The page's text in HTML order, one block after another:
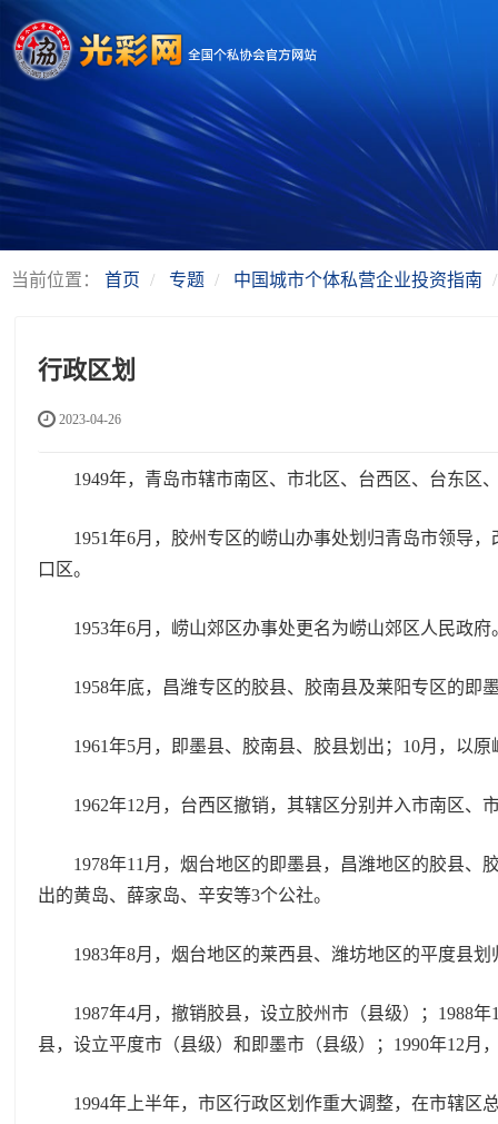
当前位置： 首页 专题 中国城市个体私营企业投资指南
行政区划
2023-04-26
1949年，青岛市辖市南区、市北区、台西区、台东区
1951年6月，胶州专区的崂山办事处划归青岛市领导，
口区。
1953年6月，崂山郊区办事处更名为崂山郊区人民政府
1958年底，昌潍专区的胶县、胶南县及莱阳专区的即
1961年5月，即墨县、胶南县、胶县划出；10月，以原
1962年12月，台西区撤销，其辖区分别并入市南区、
1978年11月，烟台地区的即墨县，昌潍地区的胶县、
出的黄岛、薛家岛、辛安等3个公社。
1983年8月，烟台地区的莱西县、潍坊地区的平度县划
1987年4月，撤销胶县，设立胶州市（县级）；1988年
县，设立平度市（县级）和即墨市（县级）；1990年12
1994年上半年，市区行政区划作重大调整，在市辖区